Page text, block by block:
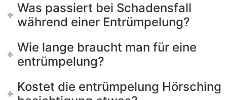
Was passiert bei Schadensfall
während einer Entrümpelung?
Wie lange braucht man für eine
entrümpelung?
Kostet die entrümpelung Hörsching